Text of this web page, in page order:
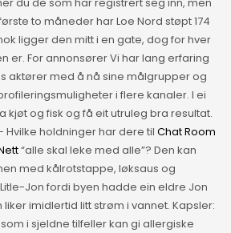
du de som har registrert seg inn, men
to måneder har Loe Nord støpt 174
ligger den mitt i en gate, dog for hver
er. For annonsører Vi har lang erfaring
aktører med å nå sine målgrupper og
i flere kanaler. I ei
kjøt og fisk og få eit utruleg bra resultat.
Hvilke holdninger har dere til Chat Room
“alle skal leke med alle”? Den kan
med kålrotstappe, løksaus og
Jon fordi byen hadde ein eldre Jon
imidlertid litt strøm i vannet. Kapsler:
i sjeldne tilfeller kan gi allergiske